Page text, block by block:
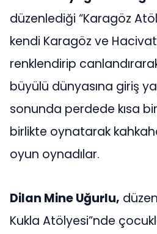
düzenlediği “Karagöz
kendi Karagöz ve
renklendirip
büyülü dünyasına giriş
sonunda perdede kısa
birlikte oynatarak
oyun oynadılar.
Dilan Mine Uğurlu,
Kukla Atölyesi”nde